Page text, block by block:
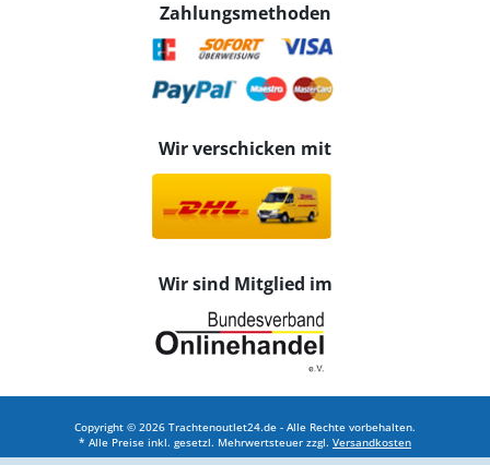
Zahlungsmethoden
Wir verschicken mit
Wir sind Mitglied im
Copyright © 2026 Trachtenoutlet24.de - Alle Rechte vorbehalten.
* Alle Preise inkl. gesetzl. Mehrwertsteuer zzgl. Versandkosten